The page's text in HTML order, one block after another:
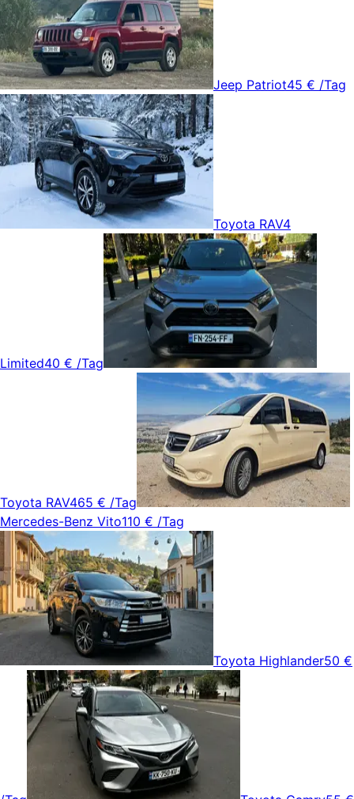
Jeep Patriot45 € /Tag
Toyota RAV4
Limited40 € /Tag
Toyota RAV465 € /Tag
Mercedes-Benz Vito110 € /Tag
Toyota Highlander50 €